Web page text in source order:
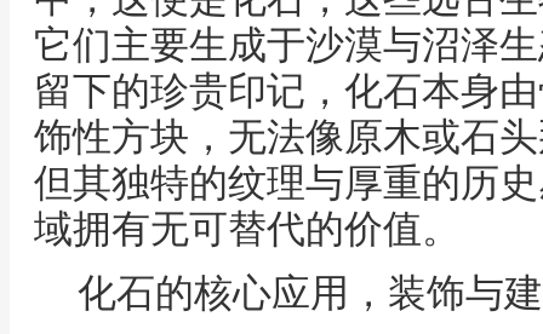
它们主要生成于沙漠与沼泽
留下的珍贵印记，化石本身
饰性方块，无法像原木或石
但其独特的纹理与厚重的历
域拥有无可替代的价值。
化石的核心应用，装饰与